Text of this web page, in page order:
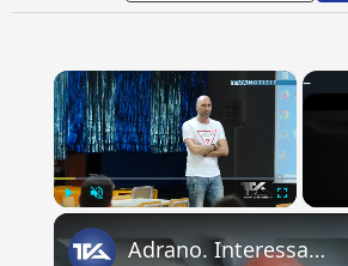
×
Adrano. Interessante incontro al liceo “Verga” con il prof. Fabio Gamberini. Studenti del Linguistic